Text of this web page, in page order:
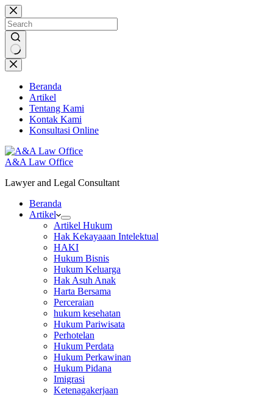
Skip
to
content
No
results
Beranda
Artikel
Tentang Kami
Kontak Kami
Konsultasi Online
A&A Law Office
Lawyer and Legal Consultant
Beranda
Artikel
Artikel Hukum
Hak Kekayaaan Intelektual
HAKI
Hukum Bisnis
Hukum Keluarga
Hak Asuh Anak
Harta Bersama
Perceraian
hukum kesehatan
Hukum Pariwisata
Perhotelan
Hukum Perdata
Hukum Perkawinan
Hukum Pidana
Imigrasi
Ketenagakerjaan